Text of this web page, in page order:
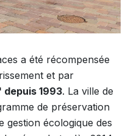
a été récompensée
et par
1993. La ville de
de préservation
gestion écologique des